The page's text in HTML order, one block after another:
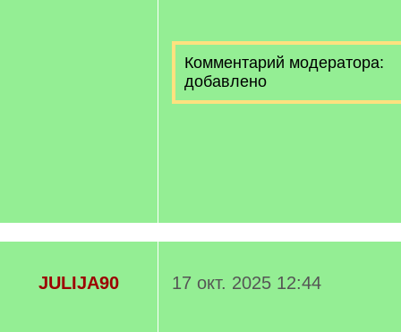
Комментарий модератора:
добавлено
JULIJA90 17 окт. 2025 12:44